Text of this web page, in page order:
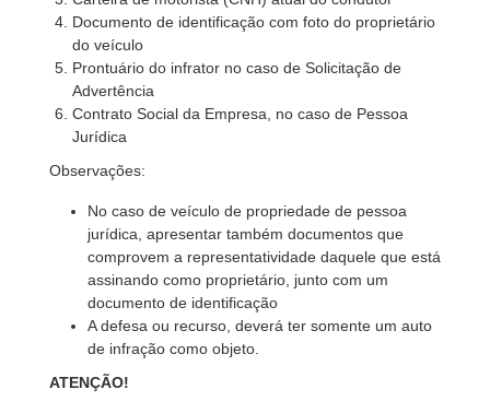
Documento de identificação com foto do proprietário
do veículo
Prontuário do infrator no caso de Solicitação de
Advertência
Contrato Social da Empresa, no caso de Pessoa
Jurídica
Observações:
No caso de veículo de propriedade de pessoa
jurídica, apresentar também documentos que
comprovem a representatividade daquele que está
assinando como proprietário, junto com um
documento de identificação
A defesa ou recurso, deverá ter somente um auto
de infração como objeto.
ATENÇÃO!